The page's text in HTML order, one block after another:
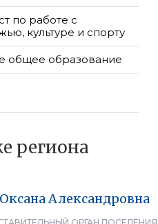
по работе с
культуре и спорту
общее образование
региона
ОксанаАлександровна